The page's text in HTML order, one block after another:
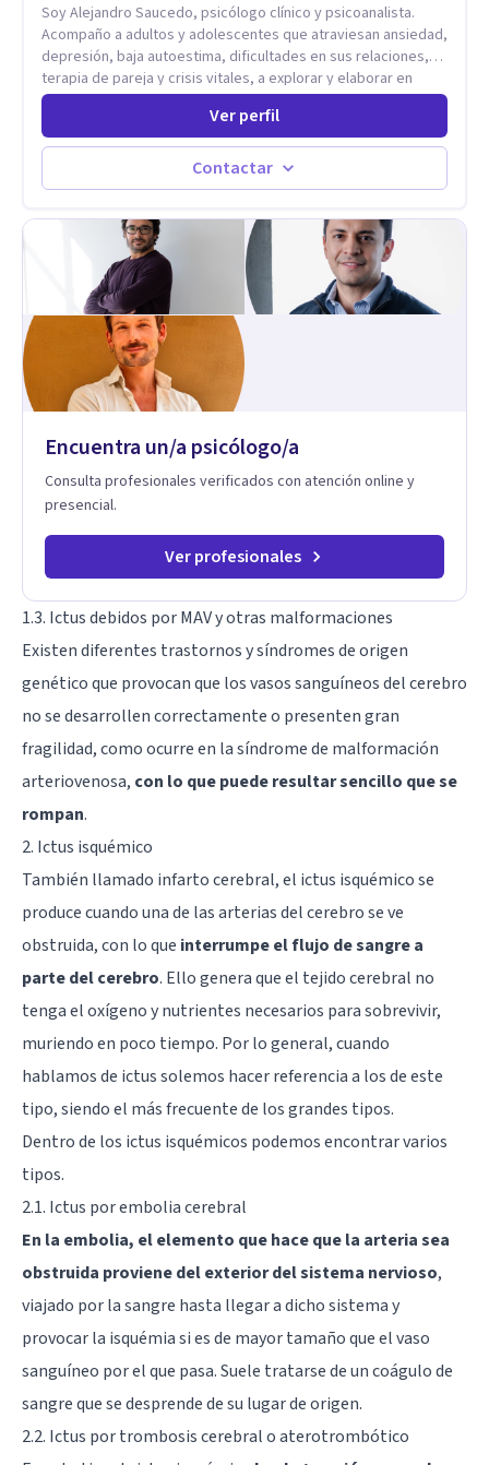
Soy Alejandro Saucedo, psicólogo clínico y psicoanalista.
Acompaño a adultos y adolescentes que atraviesan ansiedad,
depresión, baja autoestima, dificultades en sus relaciones,
terapia de pareja y crisis vitales, a explorar y elaborar en
profundidad los conflictos internos que generan malestar en
autoconocimiento y análisis, es posible acceder a las
historias personales, elaborar las experiencias del pasado y
resignificarlas, liberando su influencia para construir un futuro
crea un espacio de verbalización libre y sin filtros. A través de
esta conversación abierta y del trabajo analítico conjunto, se
exploran las vivencias que aún condicionan el presente, se les
otorga un nuevo sentido y se transforma su impacto
emocional. De esta forma, los pacientes logran mayor
claridad sobre sí mismos, reducen significativamente su
sufrimiento y alcanzan cambios profundos y duraderos en su
vida y relaciones personales.
Ver perfil
Contactar
Encuentra un/a psicólogo/a
Consulta profesionales verificados con atención online y
presencial.
Ver profesionales
1.3. Ictus debidos por MAV y otras malformaciones
Existen diferentes trastornos y síndromes de origen
genético que provocan que los vasos sanguíneos del cerebro
no se desarrollen correctamente o presenten gran
fragilidad, como ocurre en la síndrome de malformación
arteriovenosa, con lo que puede resultar sencillo que se
rompan.
2. Ictus isquémico
También llamado infarto cerebral, el ictus isquémico se
produce cuando una de las arterias del cerebro se ve
obstruida, con lo que interrumpe el flujo de sangre a
parte del cerebro. Ello genera que el tejido cerebral no
tenga el oxígeno y nutrientes necesarios para sobrevivir,
muriendo en poco tiempo. Por lo general, cuando
hablamos de ictus solemos hacer referencia a los de este
tipo, siendo el más frecuente de los grandes tipos.
Dentro de los ictus isquémicos podemos encontrar varios
tipos.
2.1. Ictus por embolia cerebral
En la embolia, el elemento que hace que la arteria sea
obstruida proviene del exterior del sistema nervioso,
viajado por la sangre hasta llegar a dicho sistema y
provocar la isquémia si es de mayor tamaño que el vaso
sanguíneo por el que pasa. Suele tratarse de un coágulo de
sangre que se desprende de su lugar de origen.
2.2. Ictus por trombosis cerebral o aterotrombótico